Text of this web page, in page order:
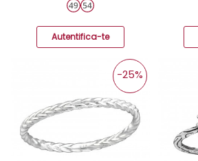
Autentifica-te
-25%